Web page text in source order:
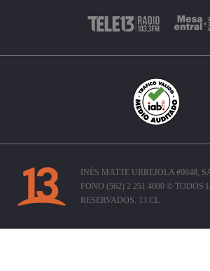
INÉS MATTE URREJOLA #0848,
FONO (562) 2 251 4000 © TODOS
RESERVADOS. 13.CL